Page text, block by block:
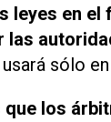
leyes en el
las
sólo
los